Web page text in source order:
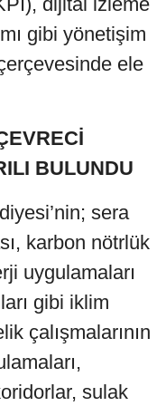
gibi yönetişim
ele
BULUNDU
sera
karbon nötrlük
uygulamaları
gibi iklim
çalışmalarının
sulak